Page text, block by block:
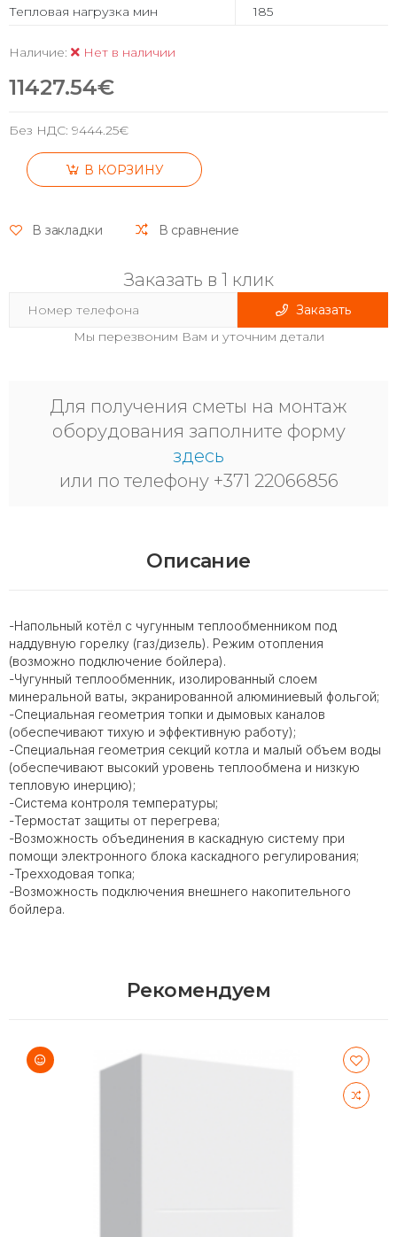
Тепловая нагрузка мин
185
Наличие: Нет в наличии
11427.54€
Без НДС: 9444.25€
В КОРЗИНУ
В закладки В сравнение
Заказать в 1 клик
Заказать
Мы перезвоним Вам и уточним детали
Для получения сметы на монтаж
оборудования заполните форму
здесь
или по телефону +371 22066856
Описание
-Напольный котёл с чугунным теплообменником под
наддувную горелку (газ/дизель). Режим отопления
(возможно подключение бойлера).
-Чугунный теплообменник, изолированный слоем
минеральной ваты, экранированной алюминиевый фольгой;
-Специальная геометрия топки и дымовых каналов
(обеспечивают тихую и эффективную работу);
-Специальная геометрия секций котла и малый объем воды
(обеспечивают высокий уровень теплообмена и низкую
тепловую инерцию);
-Система контроля температуры;
-Термостат защиты от перегрева;
-Возможность объединения в каскадную систему при
помощи электронного блока каскадного регулирования;
-Трехходовая топка;
-Возможность подключения внешнего накопительного
бойлера.
Рекомендуем